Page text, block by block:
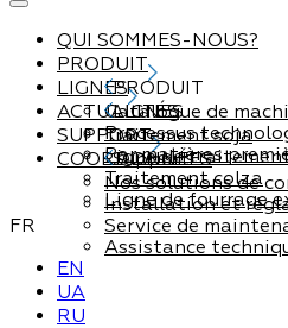
QUI SOMMES-NOUS?
PRODUIT
PRODUIT
Catalogue de
Processus
Par matières
LIGNES
LIGNES
Traitement soja
Ligne de
Traitement colza
Ligne de fourrage
ACTUALITÉS
SUPPORT
Support
Nos solutions de
Installation et
Service de
Assistance
COORDONNÉES
FR
EN
UA
RU